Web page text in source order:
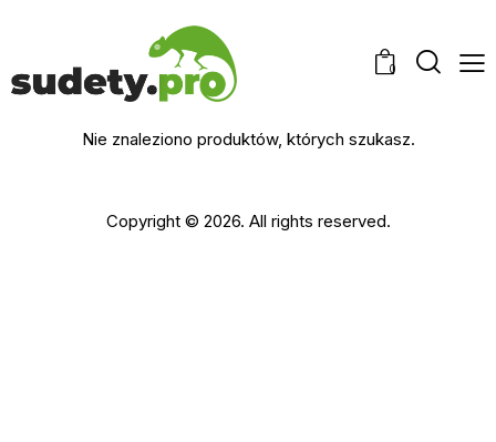
0
Nie znaleziono produktów, których szukasz.
Copyright © 2026. All rights reserved.